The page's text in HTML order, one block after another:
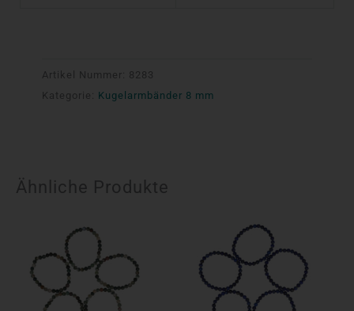
Artikel Nummer: 8283
Kategorie:
Kugelarmbänder 8 mm
Ähnliche Produkte